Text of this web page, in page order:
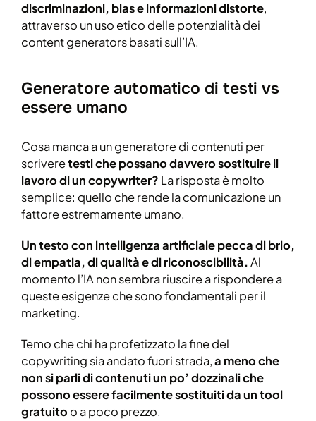
discriminazioni, bias e informazioni distorte,
attraverso un uso etico delle potenzialità dei
content generators basati sull’IA.
Generatore automatico di testi vs
essere umano
Cosa manca a un generatore di contenuti per
scriveretesti che possano davvero sostituire il
lavoro di un copywriter? La risposta è molto
semplice: quello che rende la comunicazione un
fattore estremamente umano.
Un testo con intelligenza artificiale pecca di brio,
di empatia, di qualità e di riconoscibilità.Al
momento l’IA non sembra riuscire a rispondere a
queste esigenze che sono fondamentali per il
marketing.
Temo che chi ha profetizzato la fine del
copywriting sia andato fuori strada,a meno che
non si parli di contenuti un po’ dozzinali che
possono essere facilmente sostituiti da un tool
gratuito o a poco prezzo.